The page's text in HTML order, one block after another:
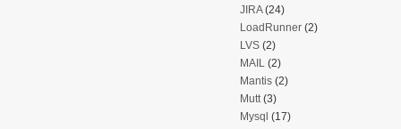
JIRA(24)
LoadRunner(2)
LVS(2)
MAIL (2)
Mantis(2)
Mutt(3)
Mysql (17)